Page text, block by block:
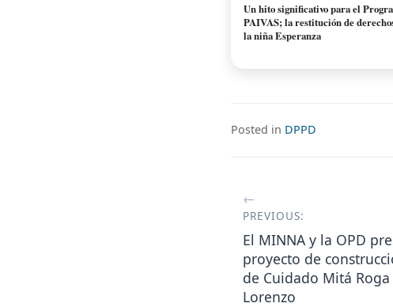
Un hito significativo para el
PAIVAS; la restitución de
la niña Esperanza
Posted in DPPD
Navegación
de
entradas
PREVIOUS:
El MINNA y la OPD
proyecto de
de Cuidado Mitá Roga
Lorenzo